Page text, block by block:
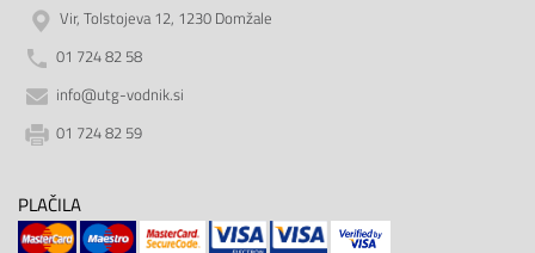
Vir, Tolstojeva 12, 1230 Domžale
01 724 82 58
info@utg-vodnik.si
01 724 82 59
PLAČILA